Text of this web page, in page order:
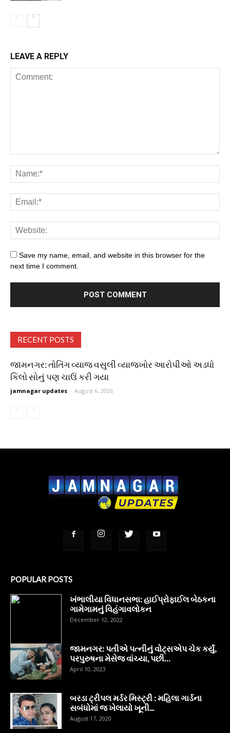
LEAVE A REPLY
Save my name, email, and website in this browser for the
next time I comment.
RECENT POSTS
જામનગર: તોતિંગ વ્યાજ વસુલી વ્યાજખોર આરોપીઓ અડધો
કિલો સોનું પણ ચાઉં કરી ગયા
jamnagar updates - August 6, 2026
POPULAR POSTS
ખંભાલીયા વિધાનસભા: હાઈપ્રોફાઈલ બેઠકના
ગામેગામનું વિહંગાવલોકન
December 12, 2022
જામનગર: પતીએ પત્નીનું વોટ્સએપ ચેક કર્યું,
પરપુરુષના મેસેજ વાંચ્યા, પછી…
April 10, 2023
બરડા ટ્રીપલ મર્ડર મિસ્ટ્રી : મહિલા ગાર્ડના
સબંધોમાં જ ખેલાયો ખૂની...
August 17, 2020